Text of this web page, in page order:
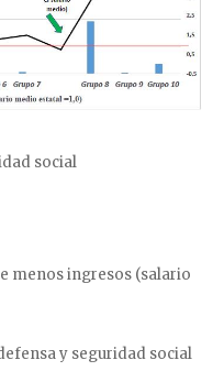
social
menos ingresos (salario
y seguridad social